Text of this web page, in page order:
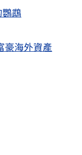
鵡
豪海外資產